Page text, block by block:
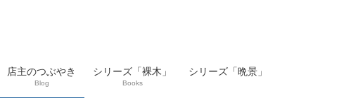
店主のつぶやき
Blog
シリーズ「裸木」
Books
シリーズ「晩景」